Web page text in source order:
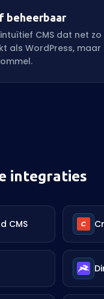
beheerbaar
intuïtief CMS dat net
als WordPress,
integraties
CMS